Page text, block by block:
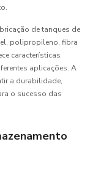
de tanques de
polipropileno, fibra
características
aplicações. A
a durabilidade,
o sucesso das